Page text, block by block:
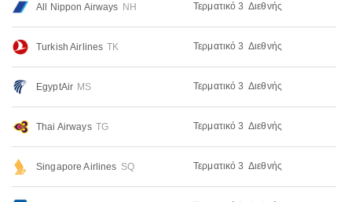
All Nippon Airways NH Τερματικό 3 Διεθνής
Turkish Airlines TK Τερματικό 3 Διεθνής
EgyptAir MS Τερματικό 3 Διεθνής
Thai Airways TG Τερματικό 3 Διεθνής
Singapore Airlines SQ Τερματικό 3 Διεθνής